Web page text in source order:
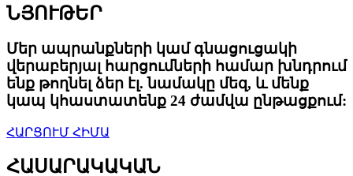
ՆՅՈՒԹԵՐ
Մեր ապրանքների կամ գնացուցակի
վերաբերյալ հարցումների համար խնդրում
ենք թողնել ձեր էլ. նամակը մեզ, և մենք
կապ կհաստատենք 24 ժամվա ընթացքում:
ՀԱՐՑՈՒՄ ՀԻՄԱ
ՀԱՍԱՐԱԿԱԿԱՆ